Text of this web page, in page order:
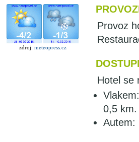
zdroj: meteopress.cz
Provoz
Hotel se
0,5 km.
Autem: